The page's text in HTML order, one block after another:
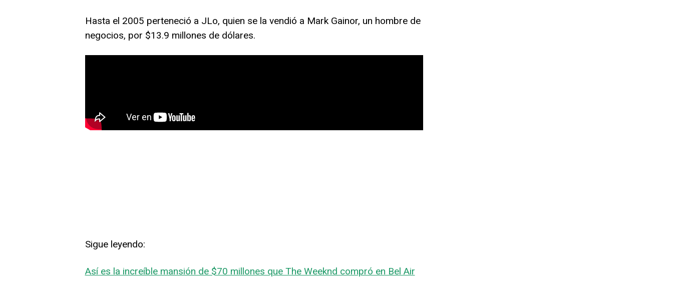
Hasta el 2005 perteneció a JLo, quien se la vendió a Mark Gainor, un hombre de
negocios, por $13.9 millones de dólares.
Sigue leyendo:
Así es la increíble mansión de $70 millones que The Weeknd compró en Bel Air